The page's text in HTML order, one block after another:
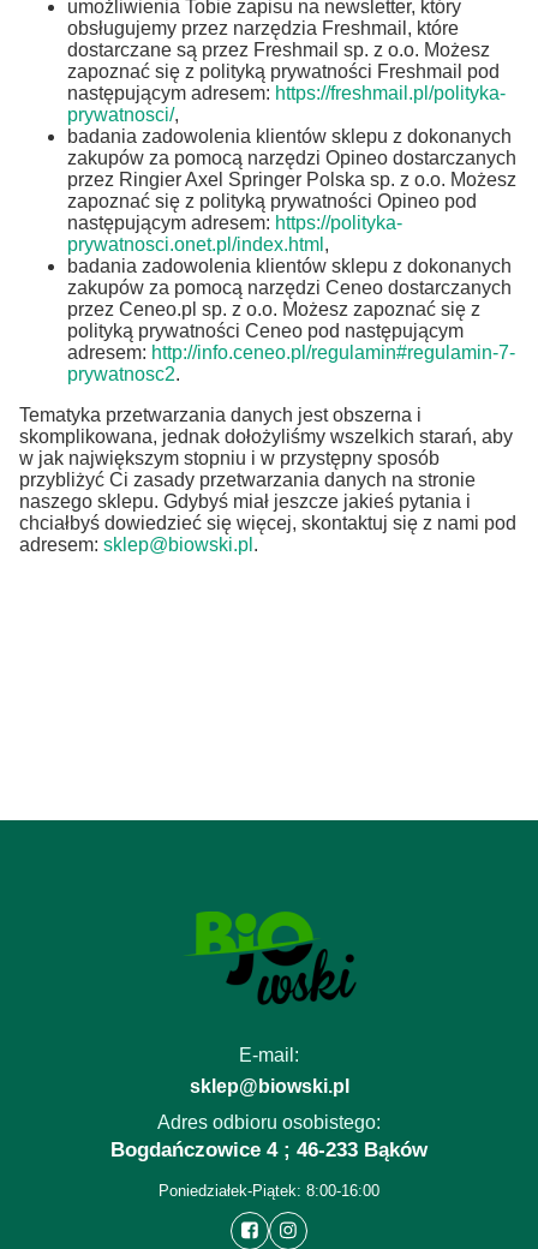
umożliwienia Tobie zapisu na newsletter, który
obsługujemy przez narzędzia Freshmail, które
dostarczane są przez Freshmail sp. z o.o. Możesz
zapoznać się z polityką prywatności Freshmail pod
następującym adresem: https://freshmail.pl/polityka-
prywatnosci/,
badania zadowolenia klientów sklepu z dokonanych
zakupów za pomocą narzędzi Opineo dostarczanych
przez Ringier Axel Springer Polska sp. z o.o. Możesz
zapoznać się z polityką prywatności Opineo pod
następującym adresem: https://polityka-
prywatnosci.onet.pl/index.html ,
badania zadowolenia klientów sklepu z dokonanych
zakupów za pomocą narzędzi Ceneo dostarczanych
przez Ceneo.pl sp. z o.o. Możesz zapoznać się z
polityką prywatności Ceneo pod następującym
adresem: http://info.ceneo.pl/regulamin#regulamin-7-
prywatnosc2.
Tematyka przetwarzania danych jest obszerna i
skomplikowana, jednak dołożyliśmy wszelkich starań, aby
w jak największym stopniu i w przystępny sposób
przybliżyć Ci zasady przetwarzania danych na stronie
naszego sklepu. Gdybyś miał jeszcze jakieś pytania i
chciałbyś dowiedzieć się więcej, skontaktuj się z nami pod
adresem: sklep@biowski.pl .
E-mail:
sklep@biowski.pl
Adres odbioru osobistego:
Bogdańczowice 4 ; 46-233 Bąków
Poniedziałek-Piątek: 8:00-16:00